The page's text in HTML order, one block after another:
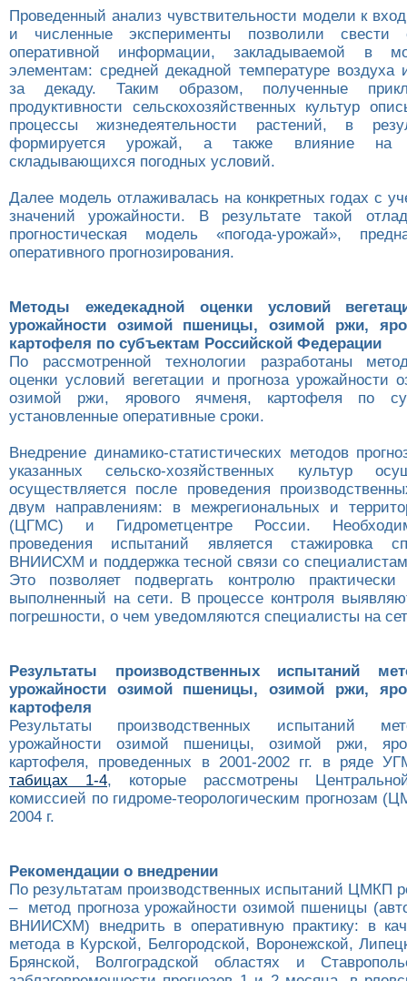
Проведенный анализ чувствительности модели к
и численные эксперименты позволили свести
оперативной информации, закладываемой в
элементам: средней декадной температуре воздуха
за декаду. Таким образом, полученные
продуктивности сельскохозяйственных культур
процессы жизнедеятельности растений, в
формируется урожай, а также влияние на
складывающихся погодных условий.
Далее модель отлаживалась на конкретных годах с
значений урожайности. В результате такой
прогностическая модель «погода-урожай»,
оперативного прогнозирования.
Методы ежедекадной оценки условий
урожайности озимой пшеницы, озимой ржи,
картофеля по субъектам Российской Федерации
По рассмотренной технологии разработаны
оценки условий вегетации и прогноза урожайности
озимой ржи, ярового ячменя, картофеля по
установленные оперативные сроки.
Внедрение динамико-статистических методов
указанных сельско-хозяйственных культур
осуществляется после проведения
двум направлениям: в межрегиональных и
(ЦГМС) и Гидрометцентре России.
проведения испытаний является стажировка
ВНИИСХМ и поддержка тесной связи со
Это позволяет подвергать контролю
выполненный на сети. В процессе контроля
погрешности, о чем уведомляются специалисты на
Результаты производственных испытаний
урожайности озимой пшеницы, озимой ржи,
картофеля
Результаты производственных испытаний
урожайности озимой пшеницы, озимой ржи,
картофеля, проведенных в 2001-2002 гг. в ряде
табицах 1-4, которые рассмотрены
комиссией по гидроме-теорологическим прогнозам
2004 г.
Рекомендации о внедрении
По результатам производственных испытаний ЦМКП
– метод прогноза урожайности озимой пшеницы
ВНИИСХМ) внедрить в оперативную практику: в
метода в Курской, Белгородской, Воронежской,
Брянской, Волгоградской областях и